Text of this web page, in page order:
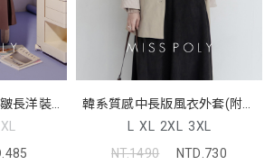
長洋裝
韓系質感中長版風衣外套(附綁
帶) MISS
L XL 2XL 3XL
NT.1490
NTD.730